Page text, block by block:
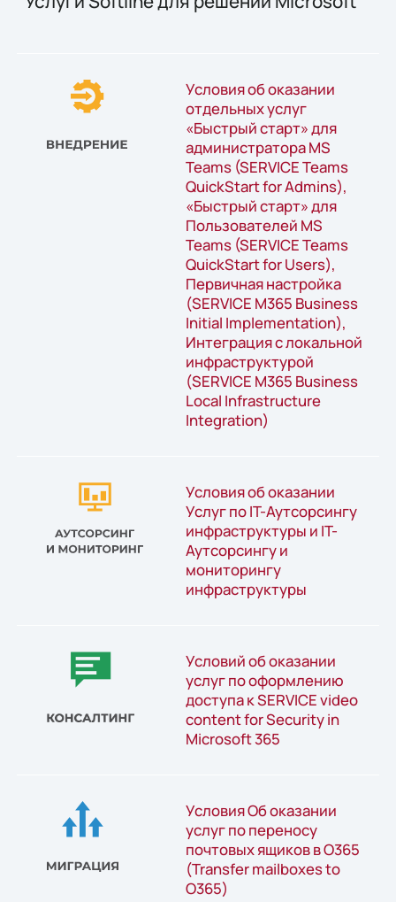
Условия об оказании
отдельных услуг
«Быстрый старт» для
администратора MS
Teams (SERVICE Teams
QuickStart for Admins),
«Быстрый старт» для
Пользователей MS
Teams (SERVICE Teams
QuickStart for Users),
Первичная настройка
(SERVICE M365 Business
Initial Implementation),
Интеграция с локальной
инфраструктурой
(SERVICE M365 Business
Local Infrastructure
Integration)
Условия об оказании
Услуг по IT-Аутсорсингу
инфраструктуры и IT-
Аутсорсингу и
мониторингу
инфраструктуры
Условий об оказании
услуг по оформлению
доступа к SERVICE video
content for Security in
Microsoft 365
Условия Об оказании
услуг по переносу
почтовых ящиков в O365
(Transfer mailboxes to
О365)